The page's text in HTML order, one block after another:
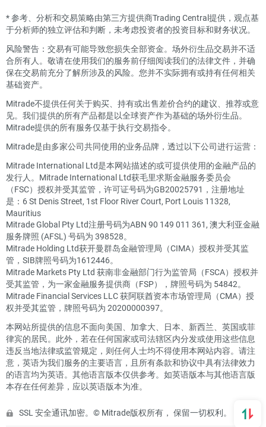
*参考、分析和交易策略由第三方提供商Trading Central提供，观点基
于分析师的独立评估和判断，未考虑投资者的投资目标和财务状况。
风险警告：交易有可能导致您损失全部资金。场外衍生品交易并不适
合所有人。敬请在使用我们的服务前仔细阅读我们的法律文件，并确
保在交易前充分了解所涉及的风险。您并不实际拥有或持有任何相关
基础资产。
Mitrade不提供任何关于购买、持有或出售差价合约的建议、推荐或意
见。我们提供的所有产品都是以全球资产作为基础的场外衍生品。
Mitrade提供的所有服务仅基于执行交易指令。
Mitrade是由多家公司共同使用的业务品牌，透过以下公司进行运营：
Mitrade International Ltd是本网站描述的或可提供使用的金融产品的
发行人。Mitrade International Ltd获毛里求斯金融服务委员会
（FSC）授权并受其监管，许可证号码为GB20025791，注册地址
是：6 St Denis Street, 1st Floor River Court, Port Louis 11328,
Mauritius
Mitrade Global Pty Ltd注册号码为ABN 90 149 011 361, 澳大利亚金融
服务牌照 (AFSL) 号码为 398528。
Mitrade Holding Ltd获开曼群岛金融管理局（CIMA）授权并受其监
管，SIB牌照号码为1612446。
Mitrade Markets Pty Ltd 获南非金融部门行为监管局（FSCA）授权并
受其监管，为一家金融服务提供商（FSP），牌照号码为 54842。
Mitrade Financial Services LLC 获阿联酋资本市场管理局（CMA）授
权并受其监管，牌照号码为 20200000397。
本网站所提供的信息不面向美国、加拿大、日本、新西兰、英国或菲
律宾的居民。此外，若在任何国家或司法辖区内分发或使用这些信息
违反当地法律或监管规定，则任何人士均不得使用本网站内容。请注
意，英语为我们服务的主要语言，且所有条款和协议中具有法律效力
的语言均为英语。其他语言版本仅供参考。如英语版本与其他语言版
本存在任何差异，应以英语版本为准。
SSL 安全通讯加密。© Mitrade版权所有， 保留一切权利。